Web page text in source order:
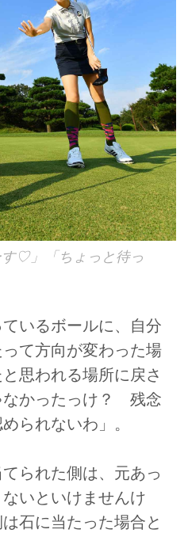
す♡」「ちょっと待っ
ているボールに、自分
て方向が変わった場
思われる場所に戻さ
なかったっけ？ 残念
られないわ」。
られた側は、元あっ
いといけませんけ
石に当たった場合と